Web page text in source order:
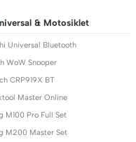
& Motosiklet
Universal Bluetooth
WoW Snooper
CRP919X BT
Master Online
M100 Pro Full Set
M200 Master Set